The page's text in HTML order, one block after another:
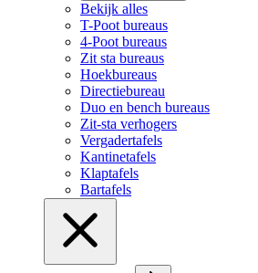
Bekijk alles
T-Poot bureaus
4-Poot bureaus
Zit sta bureaus
Hoekbureaus
Directiebureau
Duo en bench bureaus
Zit-sta verhogers
Vergadertafels
Kantinetafels
Klaptafels
Bartafels